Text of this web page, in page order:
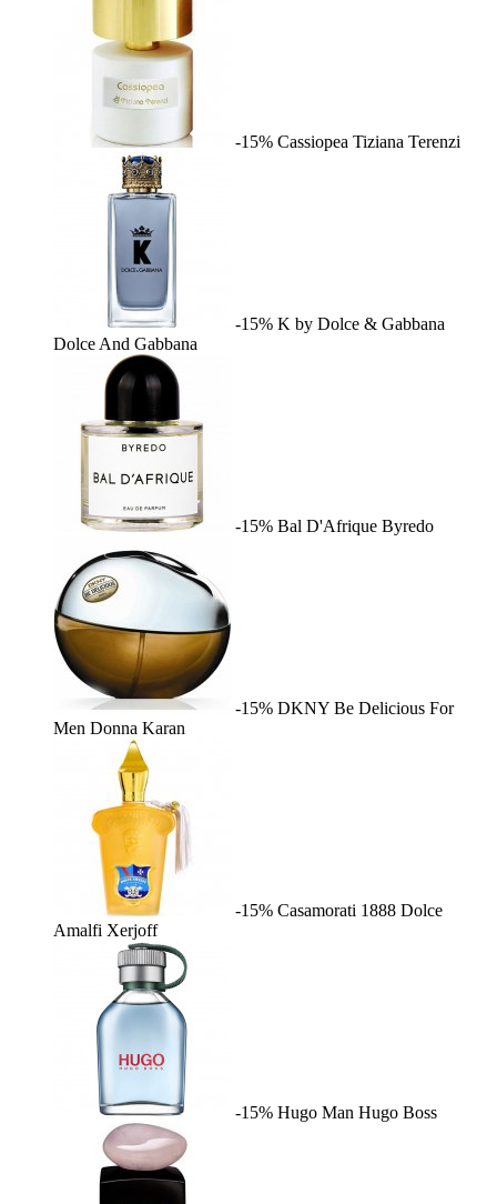
-15% Cassiopea Tiziana Terenzi
-15% K by Dolce & Gabbana
Dolce And Gabbana
-15% Bal D'Afrique Byredo
-15% DKNY Be Delicious For
Men Donna Karan
-15% Casamorati 1888 Dolce
Amalfi Xerjoff
-15% Hugo Man Hugo Boss